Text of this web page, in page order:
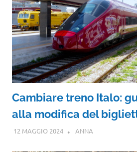
Cambiare treno Italo:
alla modifica del
12 MAGGIO 2024 ANNA